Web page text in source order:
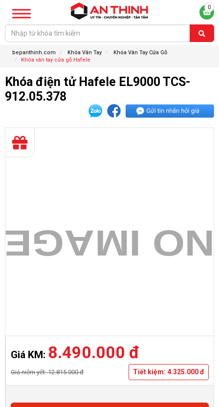
0
bepanthinh.com Khóa Vân Tay
Khóa Vân Tay Cửa Gỗ
Khóa vân tay cửa gỗ Hafele
Khóa điện tử Hafele EL9000 TCS-
912.05.378
Giá KM: 8.490.000 đ
Giá niêm yết: 12.815.000 đ Tiết kiệm: 4.325.000 đ